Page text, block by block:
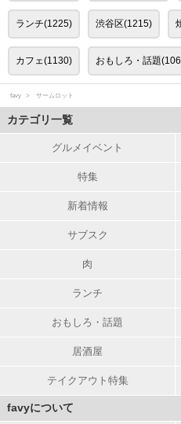
ランチ(1225) 渋谷区(1215)
カフェ(1130) おもしろ・話題
favy サームロット
カテゴリ一覧
グルメイベント
特集
新着情報
サブスク
肉
ランチ
おもしろ・話題
居酒屋
テイクアウト特集
favyについて